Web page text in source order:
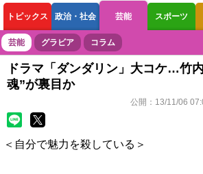
トピックス 政治・社会 芸能 スポーツ
ボートレース 競輪 オートレース
芸能 グラビア コラム
ドラマ「ダンダリン」大コケ…竹
魂”が裏目か
公開： 13/11/06
＜自分で魅力を殺している＞